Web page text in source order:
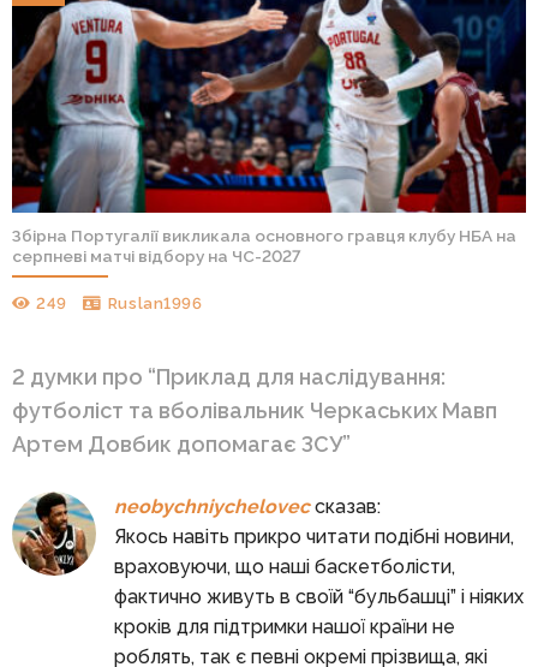
Збірна Португалії викликала основного гравця клубу НБА на
серпневі матчі відбору на ЧС-2027
249 Ruslan1996
2 думки про “Приклад для наслідування:
футболіст та вболівальник Черкаських Мавп
Артем Довбик допомагає ЗСУ”
neobychniychelovec сказав:
Якось навіть прикро читати подібні новини,
враховуючи, що наші баскетболісти,
фактично живуть в своїй “бульбашці” і ніяких
кроків для підтримки нашої країни не
роблять, так є певні окремі прізвища, які